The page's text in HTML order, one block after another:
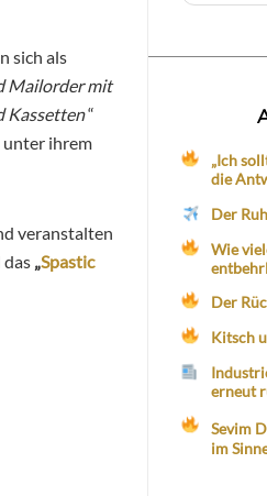
sich als
Mailorder mit
Kassetten“
unter ihrem
veranstalten
„Spastic
„Ich
die
Der
Wie
Der
Kitsch
erneut
Sevim
im